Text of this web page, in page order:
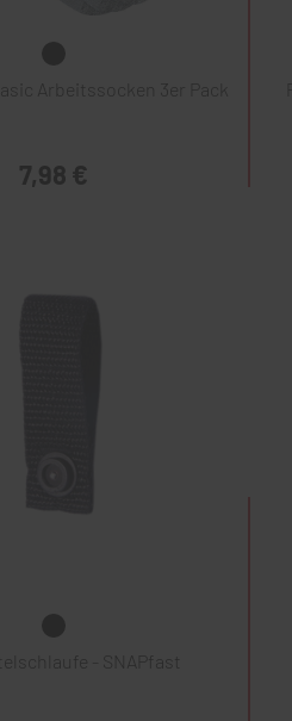
Arbeitssocken 3er Pack
7,98 €
- SNAPfast